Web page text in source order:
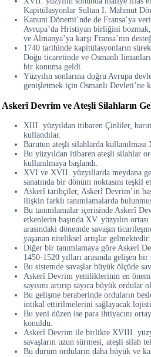
Kapitülasyonlar Sultan I. Mahmut
Kanuni Dönemi’nde de Fransa’ya
Avrupa’da Hristiyan birliğini
ve Almanya’ya karşı Fransa’nın
1740 tarihinde kapitülasyonların
Doğu ticaretinde ve Osmanlı
bir konuma geldi.
Yüzyılın sonlarına doğru Avrupa
genişletmek için Osmanlı Devleti’ne
Askerî Devrim ve Ateşli Silahların
XIII. yüzyıldan itibaren Çinliler,
kullandılar.
Barutun ateşli silahlarda
Bu yüzyıldan itibaren ateşli silahlar
kullanılmaya başlandı.
XVI ve XVII. yüzyıllarda meydana
sanatında bir dönüm noktasını teşkil
Askerî tarihçiler, Askerî Devrim’in
ilişkin farklı tanımlamalarda
Bu tanımlamalar içerisinde Askerî
etkenlerin başında XV. yüzyılın
arasındaki dönemde savaşın
yaşanan niteliksel artışlar gelmektedir.
Diğer bir tanımlamaya göre Askerî
1450-1520 yılları arasında gelişen
Bu sistemde savaşlar büyük ölçüde
Askerî Devrim yeniliklerinin en
sayısını artırıp sayıca büyük ordular
Bu gelişme beraberinde orduların
intikal ettirilmelerini sağlayacak
Bu yeni düzen ise para ihtiyacını
konuldu.
Askerî Devrim ile birlikte XVIII.
savaşların uzun sürmesi, ateşli silah
Bu durum orduların daha büyük ve